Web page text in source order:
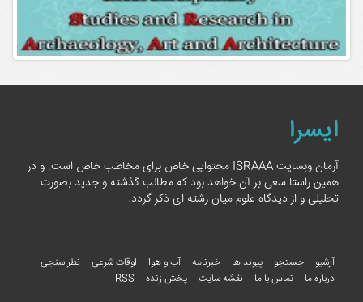
ایسرا
آرمان وبسایت ISRAAA محتوایی خاص برای مخاطب خاص است. و در
همین راستا سعی بر آن خواهد بود که مطالب گذشته و جدید بصورت
تحلیلی و از دیدگاه علوم میان رشته ای ذکر گردد.
آرشیو جستجو پیوند ها خبرنامه آب و هوا اوقات شرعی
نظر سنجی
درباره ما
تماس با ما نقشه سایت پخش زنده RSS